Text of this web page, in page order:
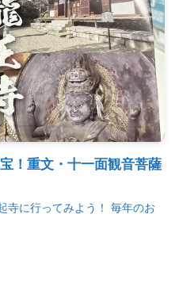
！重文・十一面観音菩薩
寺に行ってみよう！ 毎年のお